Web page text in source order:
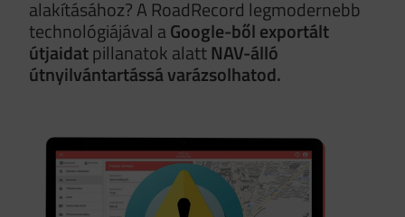
alakításához? A RoadRecord legmodernebb
technológiájával aGoogle-ből exportált
útjaidatpillanatok alattNAV-álló
útnyilvántartássá varázsolhatod.